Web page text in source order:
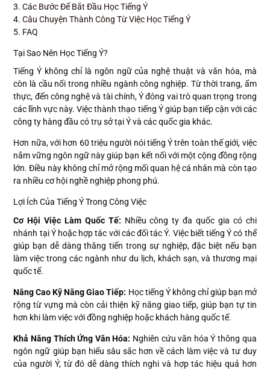
3.Các Bước Để Bắt Đầu Học Tiếng Ý
4.Câu Chuyện Thành Công Từ Việc Học Tiếng Ý
5. FAQ
Tại Sao Nên Học Tiếng Ý?
Tiếng Ý không chỉ là ngôn ngữ của nghệ thuật và văn hóa, mà
còn là cầu nối trong nhiều ngành công nghiệp. Từ thời trang, ẩm
thực, đến công nghệ và tài chính, Ý đóng vai trò quan trọng trong
các lĩnh vực này. Việc thành thạo tiếng Ý giúp bạn tiếp cận với các
công ty hàng đầu có trụ sở tại Ý và các quốc gia khác.
Hơn nữa, với hơn 60 triệu người nói tiếng Ý trên toàn thế giới, việc
nắm vững ngôn ngữ này giúp bạn kết nối với một cộng đồng rộng
lớn. Điều này không chỉ mở rộng mối quan hệ cá nhân mà còn tạo
ra nhiều cơ hội nghề nghiệp phong phú.
Lợi Ích Của Tiếng Ý Trong Công Việc
Cơ Hội Việc Làm Quốc Tế: Nhiều công ty đa quốc gia có chi
nhánh tại Ý hoặc hợp tác với các đối tác Ý. Việc biết tiếng Ý có thể
giúp bạn dễ dàng thăng tiến trong sự nghiệp, đặc biệt nếu bạn
làm việc trong các ngành như du lịch, khách sạn, và thương mại
quốc tế.
Nâng Cao Kỹ Năng Giao Tiếp: Học tiếng Ý không chỉ giúp bạn mở
rộng từ vựng mà còn cải thiện kỹ năng giao tiếp, giúp bạn tự tin
hơn khi làm việc với đồng nghiệp hoặc khách hàng quốc tế.
Khả Năng Thích Ứng Văn Hóa: Nghiên cứu văn hóa Ý thông qua
ngôn ngữ giúp bạn hiểu sâu sắc hơn về cách làm việc và tư duy
của người Ý, từ đó dễ dàng thích nghi và hợp tác hiệu quả hơn